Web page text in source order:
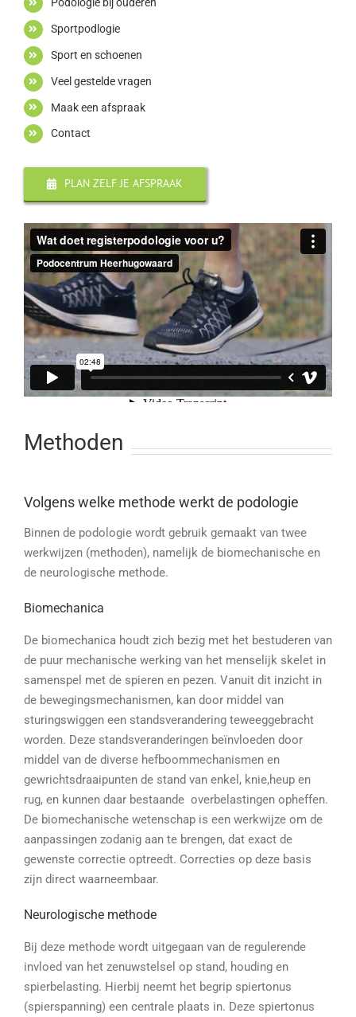
Podologie bij ouderen
Sportpodlogie
Sport en schoenen
Veel gestelde vragen
Maak een afspraak
Contact
PLAN ZELF JE AFSPRAAK
Methoden
Volgens welke methode werkt de podologie
Binnen de podologie wordt gebruik gemaakt van twee
werkwijzen (methoden), namelijk de biomechanische en
de neurologische methode.
Biomechanica
De biomechanica houdt zich bezig met het bestuderen van
de puur mechanische werking van het menselijk skelet in
samenspel met de spieren en pezen. Vanuit dit inzicht in
de bewegingsmechanismen, kan door middel van
sturingswiggen een standsverandering teweeggebracht
worden. Deze standsveranderingen beïnvloeden door
middel van de diverse hefboommechanismen en
gewrichtsdraaipunten de stand van enkel, knie,heup en
rug, en kunnen daar bestaande overbelastingen opheffen.
De biomechanische wetenschap is een werkwijze om de
aanpassingen zodanig aan te brengen, dat exact de
gewenste correctie optreedt. Correcties op deze basis
zijn direct waarneembaar.
Neurologische methode
Bij deze methode wordt uitgegaan van de regulerende
invloed van het zenuwstelsel op stand, houding en
spierbelasting. Hierbij neemt het begrip spiertonus
(spierspanning) een centrale plaats in. Deze spiertonus